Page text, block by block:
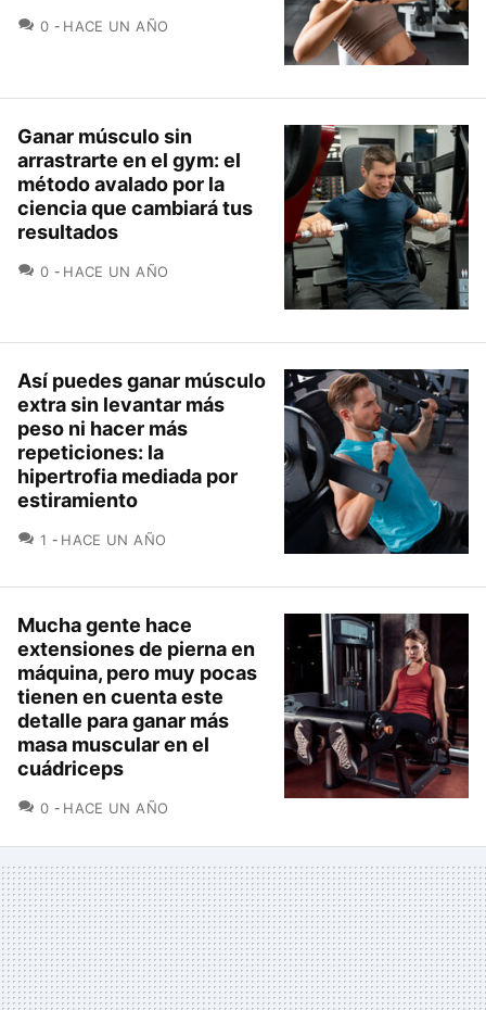
0 COMENTARIOS
HACE UN AÑO
Ganar músculo sin
arrastrarte en el gym: el
método avalado por la
ciencia que cambiará tus
resultados
0 COMENTARIOS
HACE UN AÑO
Así puedes ganar músculo
extra sin levantar más
peso ni hacer más
repeticiones: la
hipertrofia mediada por
estiramiento
1 COMENTARIOS
HACE UN AÑO
Mucha gente hace
extensiones de pierna en
máquina, pero muy pocas
tienen en cuenta este
detalle para ganar más
masa muscular en el
cuádriceps
0 COMENTARIOS
HACE UN AÑO